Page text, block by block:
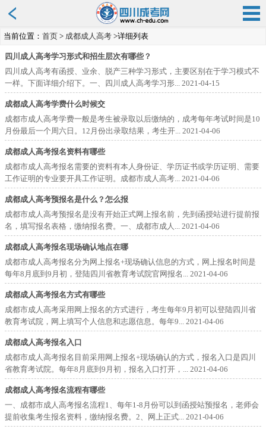
当前位置： 首页 > 成都成人高考 >详细列表
四川成人高考学习形式和招生层次有哪些？
四川成人高考有函授、业余、脱产三种学习形式，主要区别在于学习模式不
一样。下面详细介绍下。一、四川成人高考学习形... 2021-04-15
成都成人高考学费什么时候交
成都市成人高考学费一般是考生被录取以后缴纳的，成考每年考试时间是10
月份最后一个周六日。12月份出录取结果，考生开... 2021-04-06
成都成人高考报名资料有哪些
成都市成人高考报名需要的资料有本人身份证、学历证书或学历证明、需要
工作证明的专业要开具工作证明。成都市成人高考... 2021-04-06
成都成人高考预报名是什么？怎么报
成都市成人高考预报名是没有开始正式网上报名前，先到函授站进行提前报
名，填写报名表格，缴纳报名费。一、成都市成人... 2021-04-06
成都成人高考报名现场确认地点在哪
成都市成人高考报名分为网上报名+现场确认信息的方式，网上报名时间是
每年8月底到9月初，登陆四川省教育考试院官网报名... 2021-04-06
成都成人高考报名方式有哪些
成都市成人高考采用网上报名的方式进行，考生每年9月初可以登陆四川省
教育考试院，网上填写个人信息和志愿信息。每年9... 2021-04-06
成都成人高考报名入口
成都市成人高考报名目前采用网上报名+现场确认的方式，报名入口是四川
省教育考试院。每年8月底到9月初，报名入口打开，... 2021-04-06
成都成人高考报名流程有哪些
一、成都市成人高考报名流程1、每年1-8月份可以到函授站预报名，老师会
提前收集考生报名资料，缴纳报名费。2、网上正式... 2021-04-06